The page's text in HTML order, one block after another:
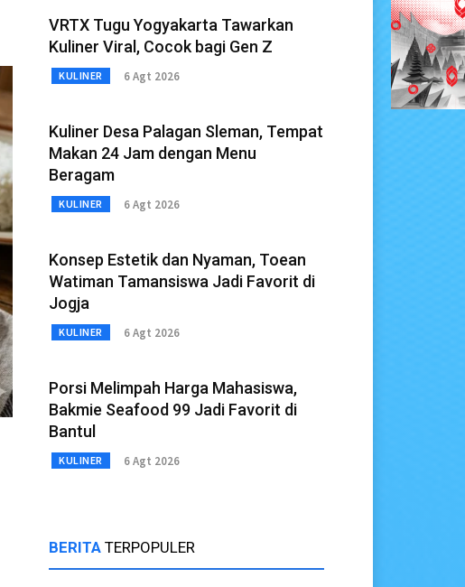
VRTX Tugu Yogyakarta Tawarkan
Kuliner Viral, Cocok bagi Gen Z
KULINER 6 Agt 2026
Kuliner Desa Palagan Sleman, Tempat
Makan 24 Jam dengan Menu
Beragam
KULINER 6 Agt 2026
Konsep Estetik dan Nyaman, Toean
Watiman Tamansiswa Jadi Favorit di
Jogja
KULINER 6 Agt 2026
Porsi Melimpah Harga Mahasiswa,
Bakmie Seafood 99 Jadi Favorit di
Bantul
KULINER 6 Agt 2026
BERITA TERPOPULER